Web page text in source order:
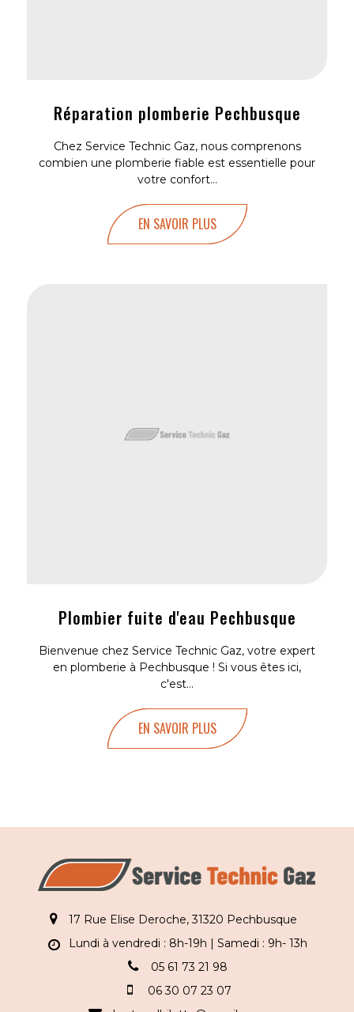
Réparation plomberie Pechbusque
Chez Service Technic Gaz, nous comprenons
combien une plomberie fiable est essentielle pour
votre confort...
EN SAVOIR PLUS
Plombier fuite d'eau Pechbusque
Bienvenue chez Service Technic Gaz, votre expert
en plomberie à Pechbusque ! Si vous êtes ici,
c'est...
EN SAVOIR PLUS
17 Rue Elise Deroche, 31320 Pechbusque
Lundi à vendredi : 8h-19h | Samedi : 9h- 13h
05 61 73 21 98
06 30 07 23 07